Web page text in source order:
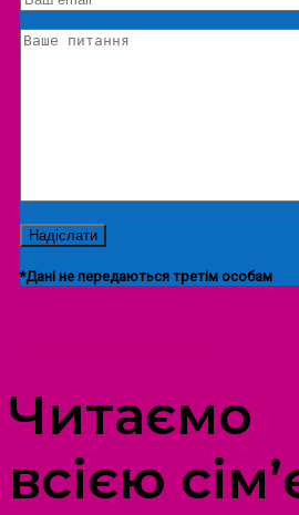
*Дані не передаються третім особам
Читаємо
всією